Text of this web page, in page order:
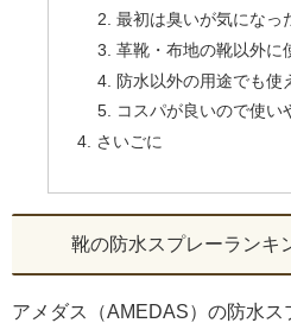
最初は臭いが気になっ
革靴・布地の靴以外に
防水以外の用途でも使
コスパが良いので使い
さいごに
靴の防水スプレーランキ
アメダス（AMEDAS）の防水ス